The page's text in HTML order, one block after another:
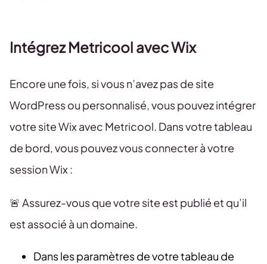
Intégrez Metricool avec Wix
Encore une fois, si vous n’avez pas de site
WordPress ou personnalisé, vous pouvez intégrer
votre site Wix avec Metricool. Dans votre tableau
de bord, vous pouvez vous connecter à votre
session Wix :
🚨 Assurez-vous que votre site est publié et qu’il
est associé à un domaine.
Dans les paramètres de votre tableau de